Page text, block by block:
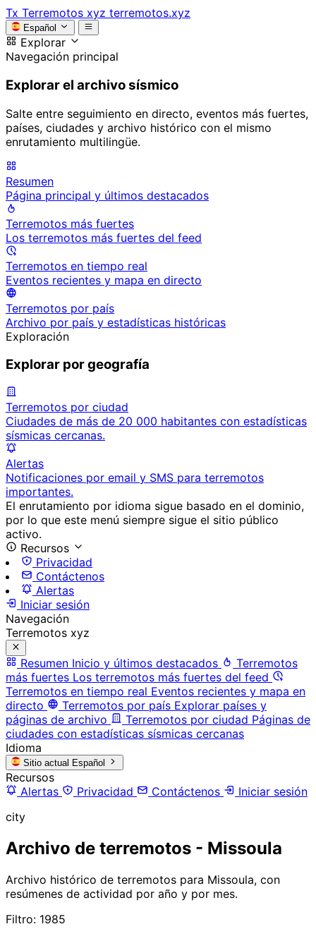
Tx Terremotos xyz terremotos.xyz
Español
Explorar
Navegación principal
Explorar el archivo sísmico
Salte entre seguimiento en directo, eventos más fuertes,
países, ciudades y archivo histórico con el mismo
enrutamiento multilingüe.
Resumen
Página principal y últimos destacados
Terremotos más fuertes
Los terremotos más fuertes del feed
Terremotos en tiempo real
Eventos recientes y mapa en directo
Terremotos por país
Archivo por país y estadísticas históricas
Exploración
Explorar por geografía
Terremotos por ciudad
Ciudades de más de 20 000 habitantes con estadísticas
sísmicas cercanas.
Alertas
Notificaciones por email y SMS para terremotos
importantes.
El enrutamiento por idioma sigue basado en el dominio,
por lo que este menú siempre sigue el sitio público
activo.
Recursos
Privacidad
Contáctenos
Alertas
Iniciar sesión
Navegación
Terremotos xyz
Resumen Inicio y últimos destacados
Terremotos
más fuertes Los terremotos más fuertes del feed
Terremotos en tiempo real Eventos recientes y mapa en
directo
Terremotos por país Explorar países y
páginas de archivo
Terremotos por ciudad Páginas de
ciudades con estadísticas sísmicas cercanas
Idioma
Sitio actual Español
Recursos
Alertas
Privacidad Contáctenos
Iniciar sesión
city
Archivo de terremotos - Missoula
Archivo histórico de terremotos para Missoula, con
resúmenes de actividad por año y por mes.
Filtro: 1985